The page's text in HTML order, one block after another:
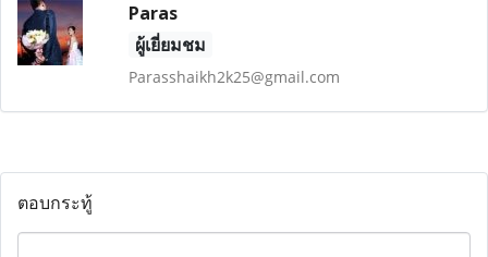
Paras
ผู้เยี่ยมชม
Parasshaikh2k25@gmail.com
ตอบกระทู้